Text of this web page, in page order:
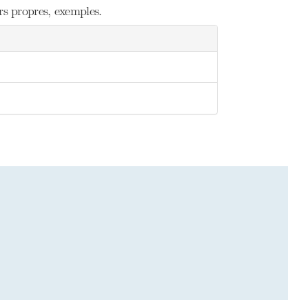
propres, exemples.